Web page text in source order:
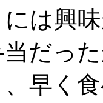
には興
だっ
早く